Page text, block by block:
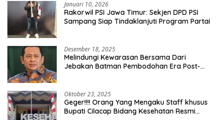
Januari 10, 2026
Rakorwil PSI Jawa Timur: Sekjen DPD PSI
Sampang Siap Tindaklanjuti Program Partai
Desember 18, 2025
Melindungi Kewarasan Bersama Dari
Jebakan Batman Pembodohan Era Post-
Oktober 23, 2025
Geger!!!! Orang Yang Mengaku Staff khusus
Bupati Cilacap Bidang Kesehatan Resmi